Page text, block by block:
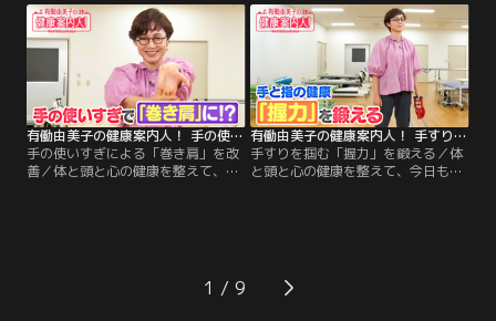
でも「自立した生活」を目指す方法
をご案内します！後半は、有働さん
の「2分体操」！たった2分で元気な
足腰をめざす体操を、一緒に楽しく
やってみましょう！
防」が期待できるトレーニングをご
案内します！後半は、有働さんの
「2分体操」！たった2分で元気な足
腰をめざす体操を、一緒に楽しくや
ってみましょう！
有働由美子の健康案内人！ 手の使いすぎによる「巻き肩」を改善
手の使いすぎによる「巻き肩」を改
善／体と頭と心の健康を整えて、今
たった2分で元気な足腰をめざす体
操を、一緒に楽しくやってみましょ
有働由美子の健康案内人！ 手すりを掴む「握力」を鍛える
手すりを掴む「握力」を鍛える／体
と頭と心の健康を整えて、今日もご
す！ 後半は、有働さんの「2分体
操」！たった2分で元気な足腰をめ
1